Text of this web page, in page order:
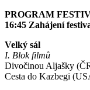
PROGRAM
16:45 Zahájení
Velký sál
I. Blok filmů
Divočinou Aljašky
Cesta do Kazbegi